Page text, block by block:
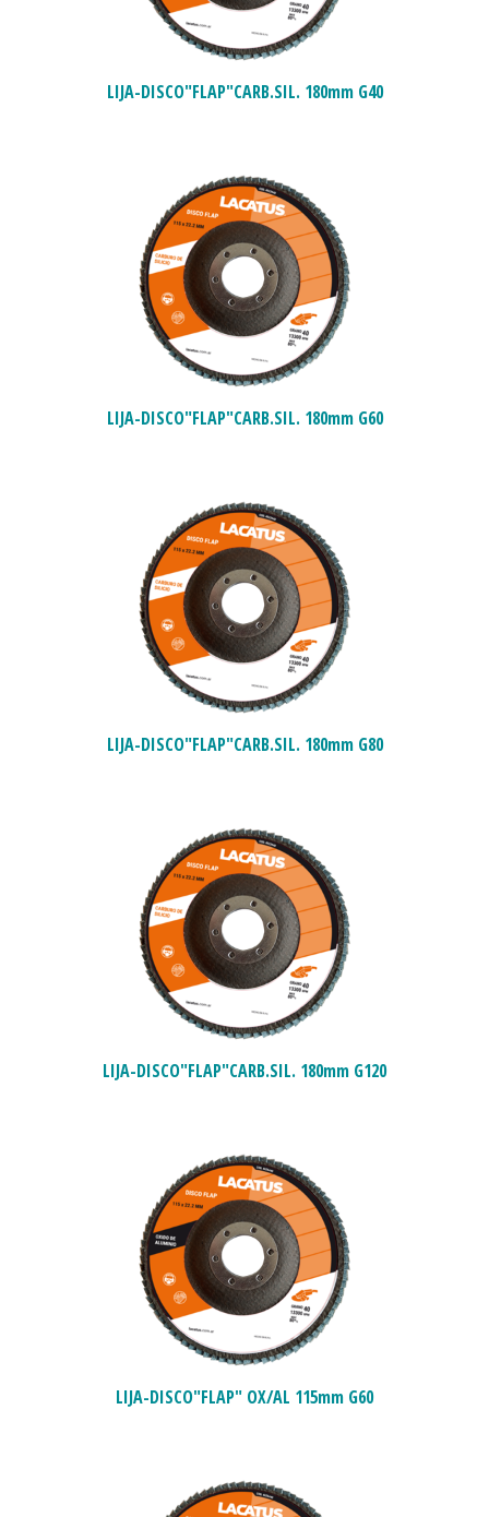
LIJA-DISCO"FLAP"CARB.SIL. 180mm G40
LIJA-DISCO"FLAP"CARB.SIL. 180mm G60
LIJA-DISCO"FLAP"CARB.SIL. 180mm G80
LIJA-DISCO"FLAP"CARB.SIL. 180mm G120
LIJA-DISCO"FLAP" OX/AL 115mm G60